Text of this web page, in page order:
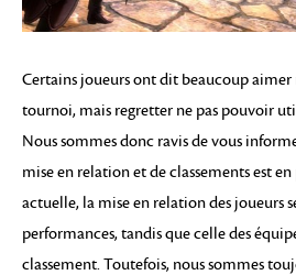
Certains joueurs ont dit beaucoup
tournoi, mais regretter ne pas pouvoir
Nous sommes donc ravis de vous
mise en relation et de classements est en
actuelle, la mise en relation des joueurs
performances, tandis que celle des
classement. Toutefois, nous sommes